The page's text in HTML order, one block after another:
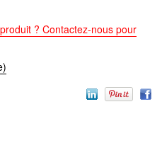
? Contactez-nous pour